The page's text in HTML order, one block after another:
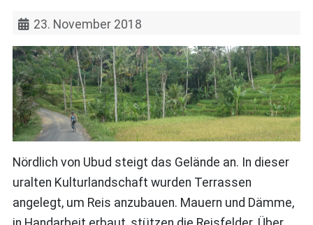
23. November 2018
Nördlich von Ubud steigt das Gelände an. In dieser
uralten Kulturlandschaft wurden Terrassen
angelegt, um Reis anzubauen. Mauern und Dämme,